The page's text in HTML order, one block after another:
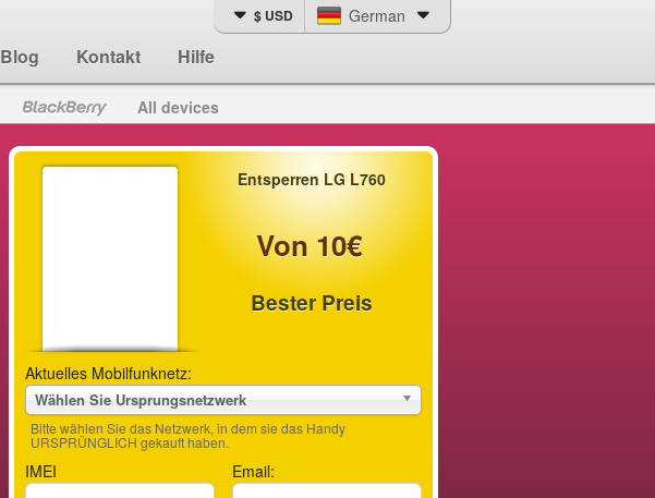
Blog Kontakt Hilfe
$ USD German
All devices
Entsperren LG L760
Von 10€
Bester Preis
Aktuelles Mobilfunknetz:
Wählen Sie Ursprungsnetzwerk
Bitte wählen Sie das Netzwerk, in dem sie das Handy
URSPRÜNGLICH gekauft haben.
IMEI Email: